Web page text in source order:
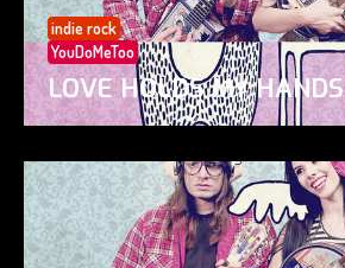
indie rock
YouDoMeToo
LOVE HOLDS MY HANDS